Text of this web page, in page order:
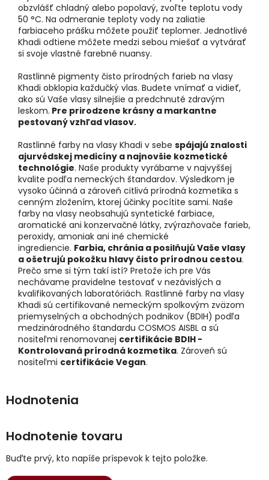
obzvlášť chladný alebo popolavý, zvoľte teplotu vody
50 °C. Na odmeranie teploty vody na zaliatie
farbiaceho prášku môžete použiť teplomer. Jednotlivé
Khadi odtiene môžete medzi sebou miešať a vytvárať
si svoje vlastné farebné nuansy.
Rastlinné pigmenty čisto prírodných farieb na vlasy
Khadi obklopia každučký vlas. Budete vnímať a vidieť,
ako sú Vaše vlasy silnejšie a predchnuté zdravým
leskom. Pre prirodzene krásny a markantne
pestovaný vzhľad vlasov.
Rastlinné farby na vlasy Khadi v sebe spájajú znalosti
ajurvédskej medicíny a najnovšie kozmetické
technológie. Naše produkty vyrábame v najvyššej
kvalite podľa nemeckých štandardov. Výsledkom je
vysoko účinná a zároveň citlivá prírodná kozmetika s
cenným zložením, ktorej účinky pocítite sami. Naše
farby na vlasy neobsahujú syntetické farbiace,
aromatické ani konzervačné látky, zvýrazňovače farieb,
peroxidy, amoniak ani iné chemické
ingrediencie. Farbia, chránia a posilňujú Vaše vlasy
a ošetrujú pokožku hlavy čisto prírodnou cestou.
Prečo sme si tým takí istí? Pretože ich pre Vás
nechávame pravidelne testovať v nezávislých a
kvalifikovaných laboratóriách. Rastlinné farby na vlasy
Khadi sú certifikované nemeckým spolkovým zväzom
priemyselných a obchodných podnikov (BDIH) podľa
medzinárodného štandardu COSMOS AISBL a sú
nositeľmi renomovanej certifikácie BDIH -
Kontrolovaná prírodná kozmetika. Zároveň sú
nositeľmi certifikácie Vegan.
Hodnotenie tovaru
Buďte prvý, kto napíše príspevok k tejto položke.